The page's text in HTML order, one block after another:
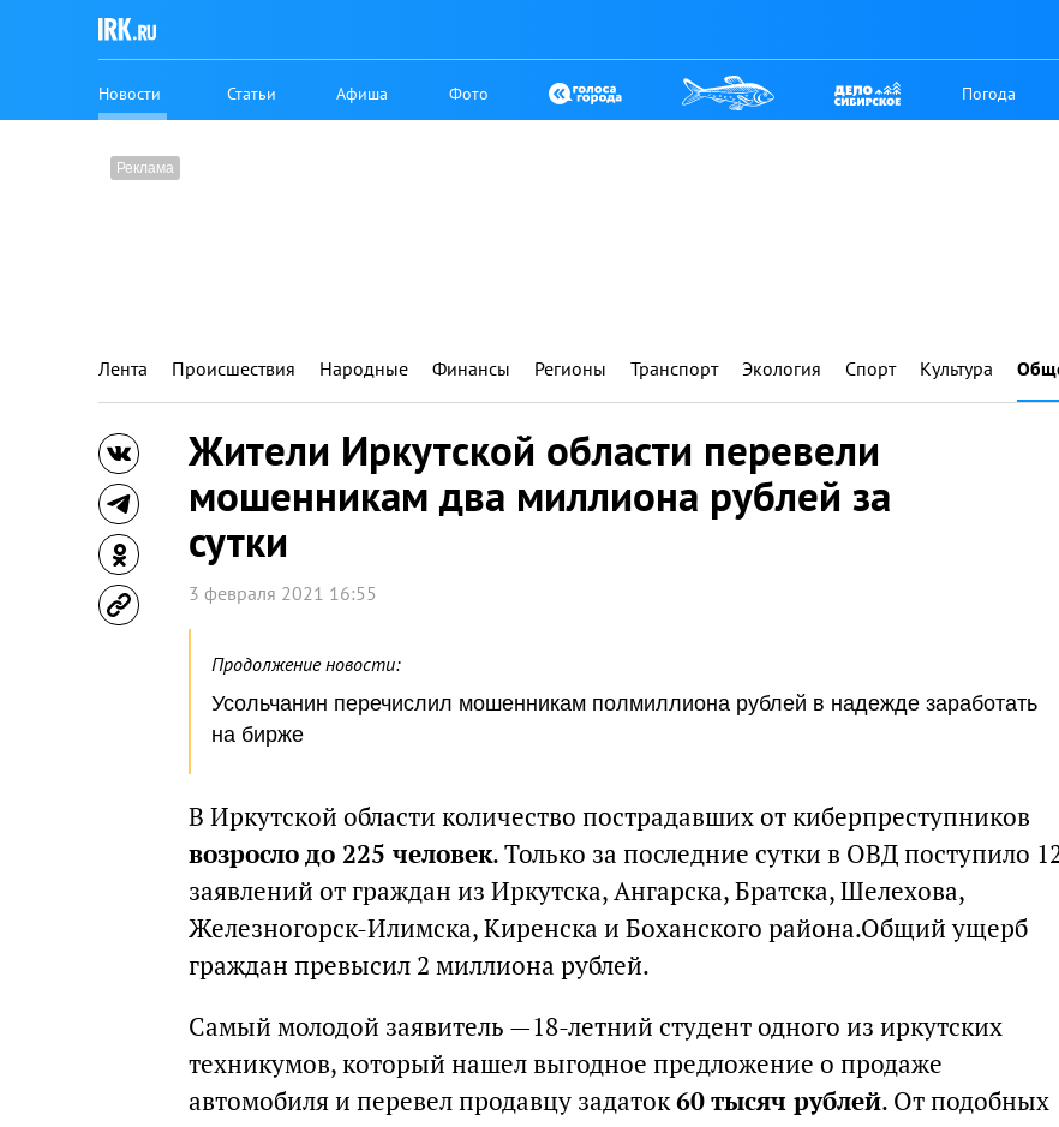
Новости Статьи Афиша Фото Погода
Лента Происшествия Народные Финансы Регионы Транспорт Экология Спорт Культура
Жители Иркутской области перевели
мошенникам два миллиона рублей за
сутки
3 февраля 2021 16:55
Продолжение новости:
Усольчанин перечислил мошенникам полмиллиона рублей в надежде заработать
на бирже
В Иркутской области количество пострадавших от киберпреступников
возросло до 225 человек. Только за последние сутки в ОВД поступило
заявлений от граждан из Иркутска, Ангарска, Братска, Шелехова,
Железногорск-Илимска, Киренска и Боханского района.Общий ущерб
граждан превысил 2 миллиона рублей.
Самый молодой заявитель —18-летний студент одного из иркутских
техникумов, который нашел выгодное предложение о продаже
автомобиля и перевел продавцу задаток60 тысяч рублей. От подобных